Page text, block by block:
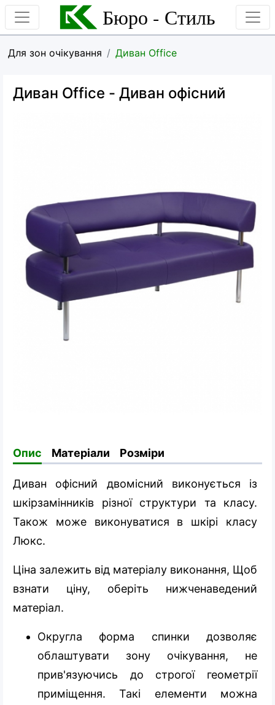
Бюро - Стиль
Для зон очікування Диван Office
Диван Office - Диван офісний
Опис Матеріали Розміри
Диван офісний двомісний виконується із
шкірзамінників різної структури та класу.
Також може виконуватися в шкірі класу
Люкс.
Ціна залежить від матеріалу виконання, Щоб
взнати ціну, оберіть нижченаведений
матеріал.
Округла форма спинки дозволяє
облаштувати зону очікування, не
прив'язуючись до строгої геометрії
приміщення. Такі елементи можна